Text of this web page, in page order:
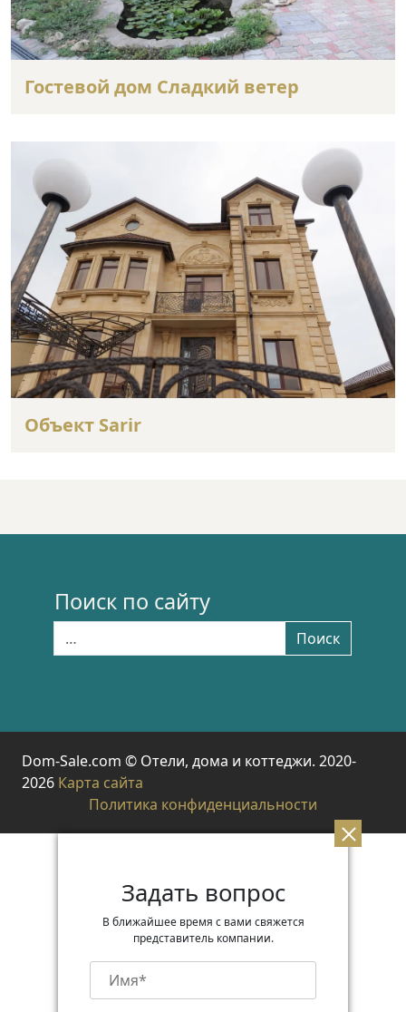
Гостевой дом Сладкий ветер
Объект Sarir
Поиск по сайту
Поиск
Dom-Sale.com © Отели, дома и коттеджи. 2020-
2026 Карта сайта
Политика конфиденциальности
Задать вопрос
В ближайшее время с вами свяжется
представитель компании.